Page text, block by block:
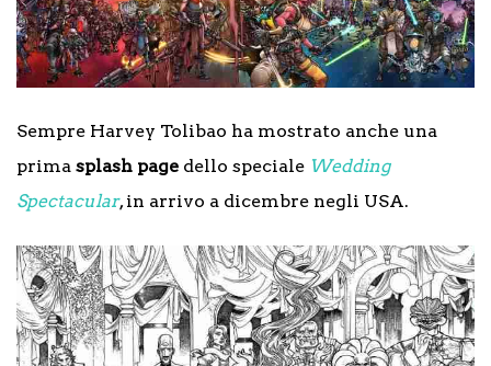
Sempre Harvey Tolibao ha mostrato anche una
prima splash page dello speciale Wedding
Spectacular, in arrivo a dicembre negli USA.